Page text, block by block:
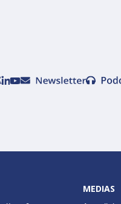
MEDIAS